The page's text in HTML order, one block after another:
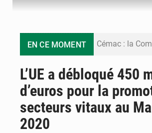
EN CE MOMENT
L’UE a débloqué 450
d’euros pour la
secteurs vitaux au
2020